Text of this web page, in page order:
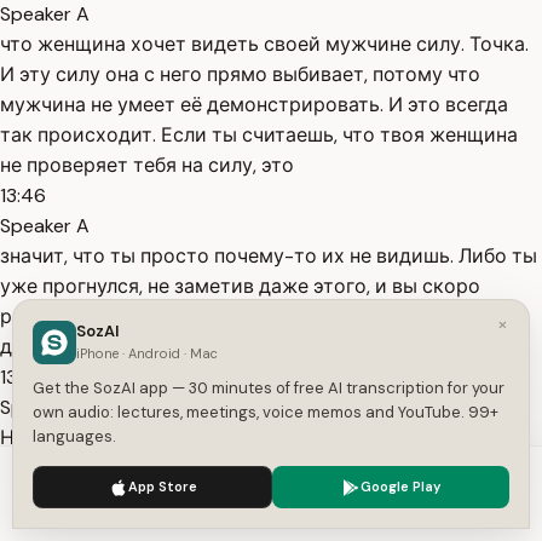
Speaker A
что женщина хочет видеть своей мужчине силу. Точка.
И эту силу она с него прямо выбивает, потому что
мужчина не умеет её демонстрировать. И это всегда
так происходит. Если ты считаешь, что твоя женщина
не проверяет тебя на силу, это
13:46
Speaker A
значит, что ты просто почему-то их не видишь. Либо ты
уже прогнулся, не заметив даже этого, и вы скоро
разойдётесь, либо ты так классно их проходишь, что
даже этого не замечаешь.
13:56
Speaker A
Но она будет тебя тестировать на силу, как на первом
свидании, так на десятом, так и через 20 лет жизни
всегда. Если она действительно перестала тестировать
тебя на силу, это значит, что она в тебя больше мужчину
We use cookies to enhance your experience.
×
SozAI
iPhone · Android · Mac
Get the SozAI app — 30 minutes of free AI transcription for your
own audio: lectures, meetings, voice memos and YouTube. 99+
languages.
App Store Google Play